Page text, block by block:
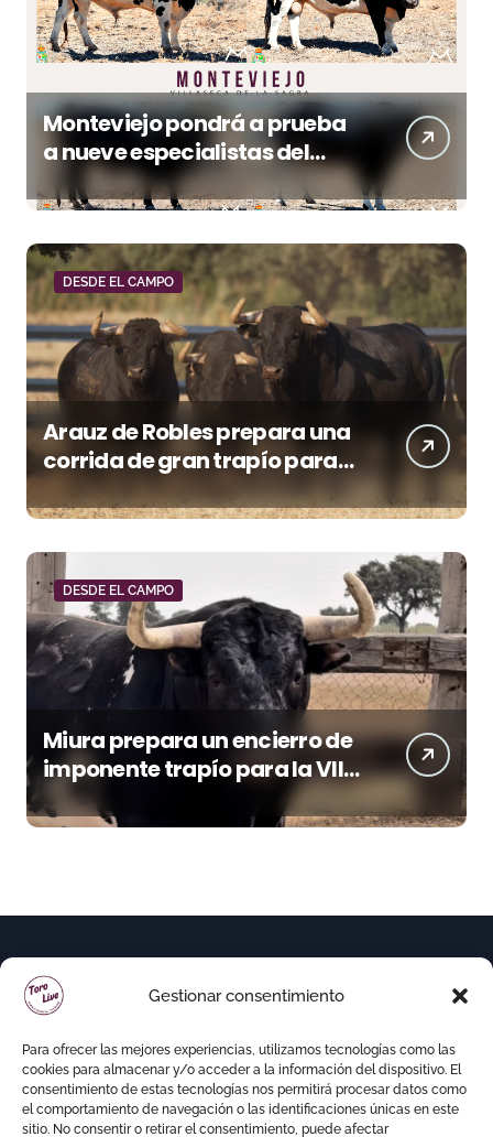
Gestionar consentimiento
Para ofrecer las mejores experiencias, utilizamos tecnologías como las
cookies para almacenar y/o acceder a la información del dispositivo. El
consentimiento de estas tecnologías nos permitirá procesar datos como
el comportamiento de navegación o las identificaciones únicas en este
sitio. No consentir o retirar el consentimiento, puede afectar
Monteviejo pondrá a prueba
a nueve especialistas del
recorte mañana en Villaseca
DESDE EL CAMPO
Arauz de Robles prepara una
corrida de gran trapío para
la despedida de Víctor Puerto
en Ciudad Real (Vídeo)
DESDE EL CAMPO
Miura prepara un encierro de
imponente trapío para la VIII
Corrida Magallánica